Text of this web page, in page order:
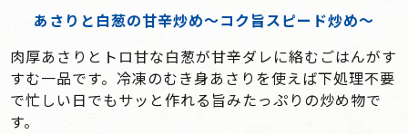
あさりと白葱の甘辛炒め～コク旨スピード炒め～
肉厚あさりとトロ甘な白葱が甘辛ダレに絡むごはんがす
すむ一品です。冷凍のむき身あさりを使えば下処理不要
で忙しい日でもサッと作れる旨みたっぷりの炒め物で
す。